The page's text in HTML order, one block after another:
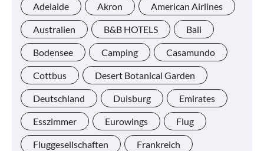
Adelaide Akron American Airlines
Australien B&B HOTELS Bali
Bodensee Camping Casamundo
Cottbus Desert Botanical Garden
Deutschland Duisburg Emirates
Esszimmer Eurowings Flug
Fluggesellschaften Frankreich